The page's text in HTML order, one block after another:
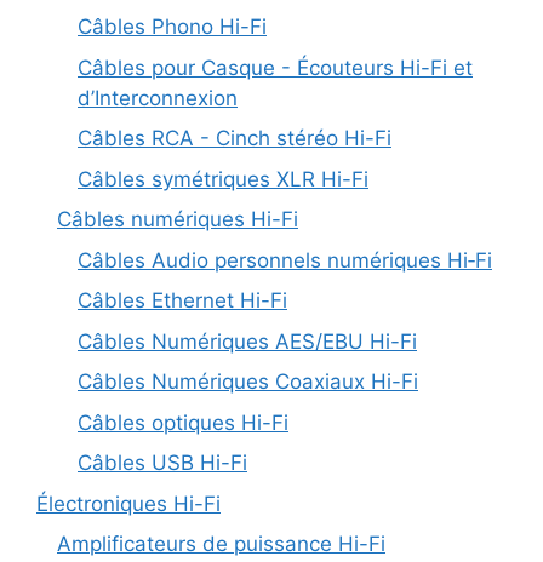
Câbles Phono Hi-Fi
Câbles pour Casque - Écouteurs Hi-Fi et
d’Interconnexion
Câbles RCA - Cinch stéréo Hi-Fi
Câbles symétriques XLR Hi-Fi
Câbles numériques Hi-Fi
Câbles Audio personnels numériques Hi‑Fi
Câbles Ethernet Hi-Fi
Câbles Numériques AES/EBU Hi-Fi
Câbles Numériques Coaxiaux Hi-Fi
Câbles optiques Hi-Fi
Câbles USB Hi-Fi
Électroniques Hi-Fi
Amplificateurs de puissance Hi-Fi